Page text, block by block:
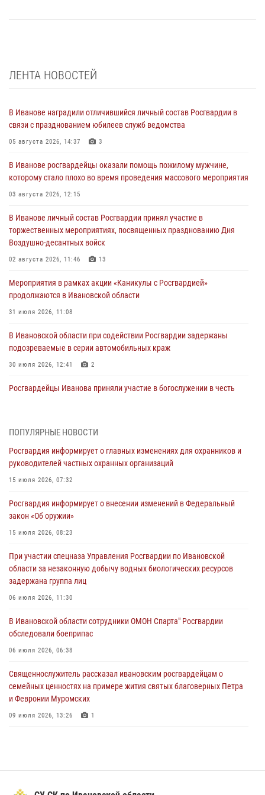
ЛЕНТА НОВОСТЕЙ
В Иванове наградили отличившийся личный состав Росгвардии в
связи с празднованием юбилеев служб ведомства
05 августа 2026, 14:37 3
В Иванове росгвардейцы оказали помощь пожилому мужчине,
которому стало плохо во время проведения массового мероприятия
03 августа 2026, 12:15
В Иванове личный состав Росгвардии принял участие в
торжественных мероприятиях, посвященных празднованию Дня
Воздушно-десантных войск
02 августа 2026, 11:46 13
Мероприятия в рамках акции «Каникулы с Росгвардией»
продолжаются в Ивановской области
31 июля 2026, 11:08
В Ивановской области при содействии Росгвардии задержаны
подозреваемые в серии автомобильных краж
30 июля 2026, 12:41 2
Росгвардейцы Иванова приняли участие в богослужении в честь
Росгвардии для ивановской молодежи
27 июля 2026, 14:10
занятие с вопитанниками детского лагеря
27 июля 2026, 12:56
охранными организациями состоялся в Управлении Росгвардии по
Ивановской области
24 июля 2026, 15:25
патроны у местного жителя
ПОПУЛЯРНЫЕ НОВОСТИ
Росгвардия информирует о главных изменениях для охранников и
руководителей частных охранных организаций
15 июля 2026, 07:32
Росгвардия информирует о внесении изменений в Федеральный
закон «Об оружии»
15 июля 2026, 08:23
При участии спецназа Управления Росгвардии по Ивановской
области за незаконную добычу водных биологических ресурсов
задержана группа лиц
06 июля 2026, 11:30
В Ивановской области сотрудники ОМОН Спарта" Росгвардии
обследовали боеприпас
06 июля 2026, 06:38
Священнослужитель рассказал ивановским росгвардейцам о
семейных ценностях на примере жития святых благоверных Петра
и Февронии Муромских
09 июля 2026, 13:26 1
В Иванове сотрудники Росгвардии обсудили единство общества в